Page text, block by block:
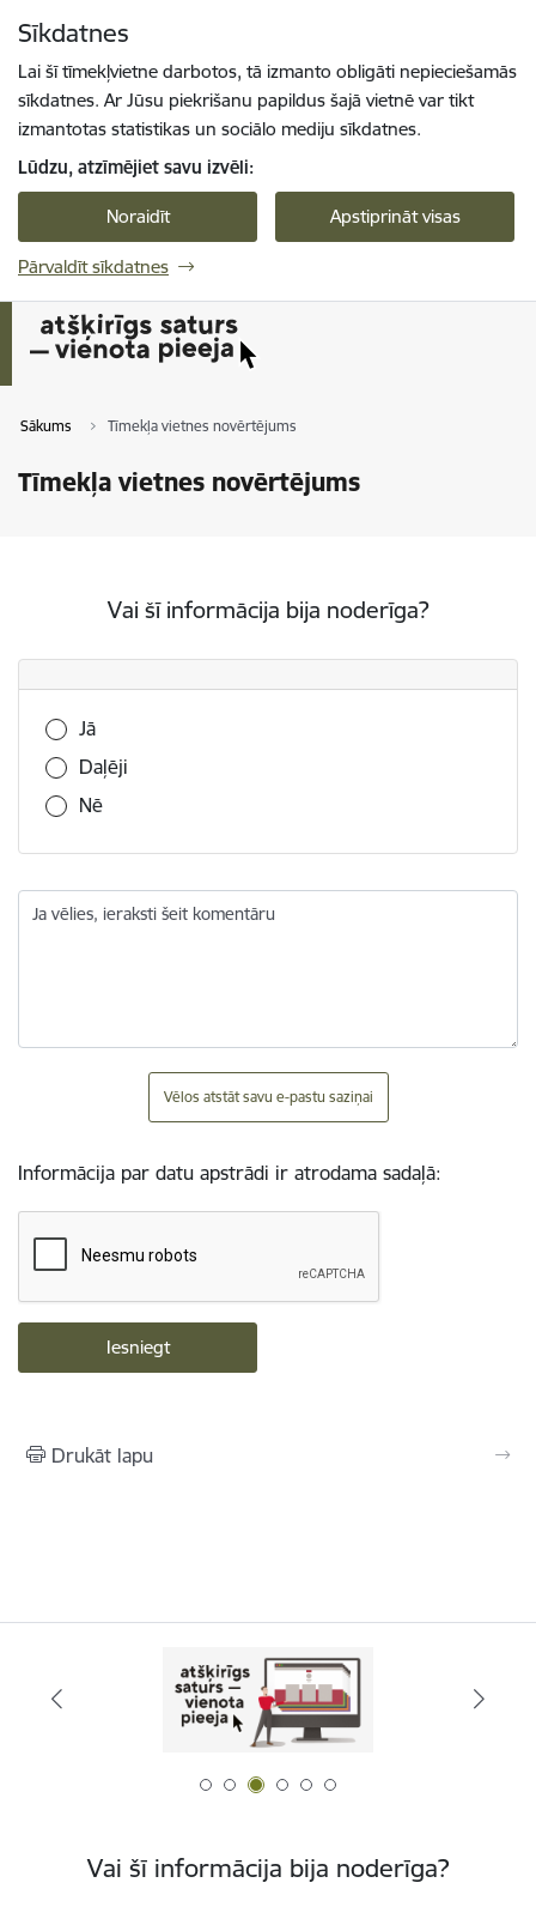
Sīkdatnes
Lai šī tīmekļvietne darbotos, tā izmanto obligāti nepieciešamās
sīkdatnes. Ar Jūsu piekrišanu papildus šajā vietnē var tikt
izmantotas statistikas un sociālo mediju sīkdatnes.
Lūdzu, atzīmējiet savu izvēli:
Noraidīt Apstiprināt visas
Pārvaldīt sīkdatnes
Sākums Tīmekļa vietnes novērtējums
Tīmekļa vietnes novērtējums
Vai šī informācija bija noderīga?
Vai šī informācija bija noderīga?
Jā
Daļēji
Nē
Ja vēlies, ieraksti šeit komentāru
Vēlos atstāt savu e-pastu saziņai
Informācija par datu apstrādi ir atrodama sadaļā:
Drukāt lapu
Vai šī informācija bija noderīga?